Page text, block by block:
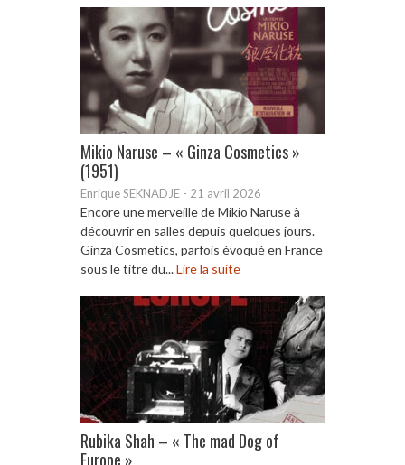
Mikio Naruse – « Ginza Cosmetics »
(1951)
Enrique SEKNADJE - 21 avril 2026
Encore une merveille de Mikio Naruse à
découvrir en salles depuis quelques jours.
Ginza Cosmetics, parfois évoqué en France
sous le titre du...Lire la suite
Rubika Shah – « The mad Dog of
Europe »